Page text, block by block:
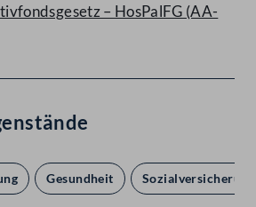
– HosPalFG (AA-
Gesundheit